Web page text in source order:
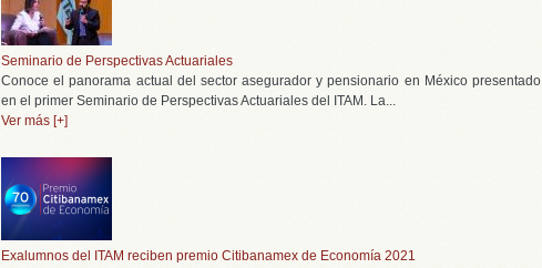
Seminario de Perspectivas Actuariales
Conoce el panorama actual del sector asegurador y pensionario en México presentado
en el primer Seminario de Perspectivas Actuariales del ITAM. La...
Ver más [+]
Exalumnos del ITAM reciben premio Citibanamex de Economía 2021